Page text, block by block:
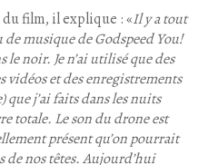
film, il explique : «Il y a tout
musique de Godspeed You!
noir. Je n’ai utilisé que des
vidéos et des enregistrements
j’ai faits dans les nuits
totale. Le son du drone est
présent qu’on pourrait
de nos têtes. Aujourd’hui